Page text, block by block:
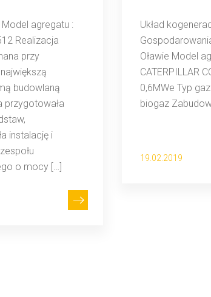
agregatu :
Realizacja
przy
budowlaną
przygotowała
instalację i
o mocy […]
Układ
Oławie Model
CATERPILLAR
0,6MWe Typ
biogaz
19.02.2019